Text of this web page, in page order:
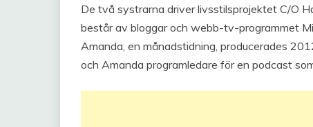
De två systrarna driver livsstilsprojektet C/O
består av bloggar och webb-tv-programmet
Amanda, en månadstidning, producerades
och Amanda programledare för en podcast